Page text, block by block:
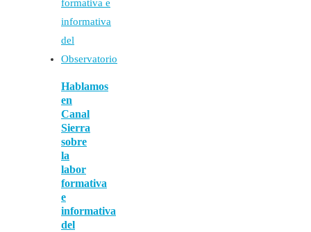
Hablamos
en
Canal
Sierra
sobre
la
labor
formativa
e
informativa
del